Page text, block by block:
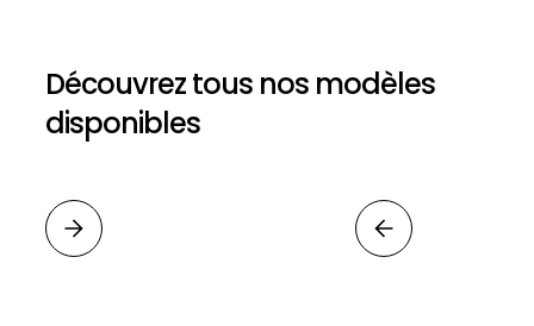
Découvrez tous nos modèles
disponibles